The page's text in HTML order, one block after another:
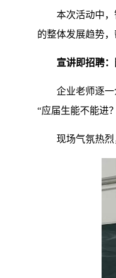
本次活动中
的整体发展趋势
宣讲即招聘
企业老师逐
“应届生能不能进
现场气氛热